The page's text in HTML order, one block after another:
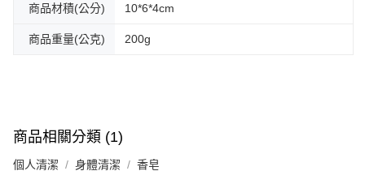
商品材積(公分) 10*6*4cm
商品重量(公克) 200g
商品相關分類 (1)
個人清潔 身體清潔 香皂